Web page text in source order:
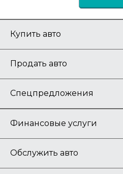
Купить авто
Продать авто
Спецпредложения
Финансовые услуги
Обслужить авто